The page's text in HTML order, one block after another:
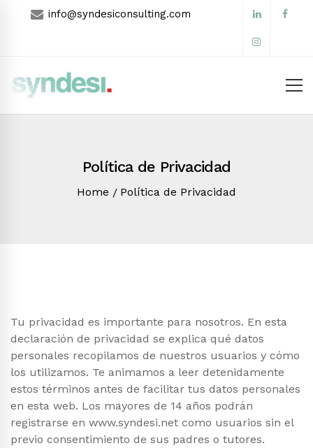
info@syndesiconsulting.com
Política de Privacidad
Home Política de Privacidad
Tu privacidad es importante para nosotros. En esta
declaración de privacidad se explica qué datos
personales recopilamos de nuestros usuarios y cómo
los utilizamos. Te animamos a leer detenidamente
estos términos antes de facilitar tus datos personales
en esta web. Los mayores de 14 años podrán
registrarse en www.syndesi.net como usuarios sin el
previo consentimiento de sus padres o tutores.